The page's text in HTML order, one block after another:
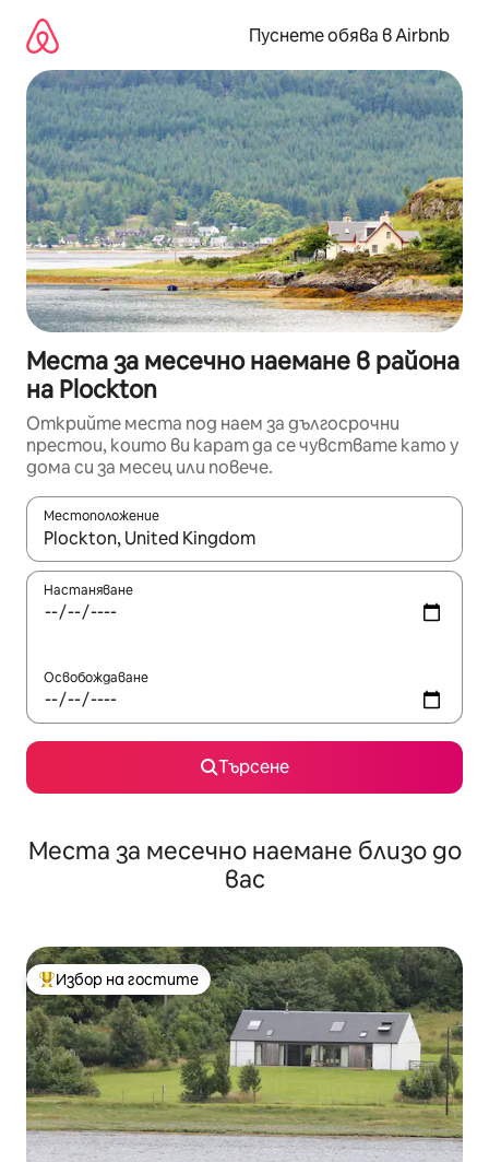
съдържанието
Пуснете обява в Airbnb
Места за месечно наемане в района
на Plockton
Открийте места под наем за дългосрочни
престои, които ви карат да се чувствате като у
дома си за месец или повече.
Местоположение
Когато резултатите се покажат, използвайте
Настаняване
Освобождаване
Търсене
Места за месечно наемане близо до
вас
Най-популярен избор на гостите
Избор на гостите